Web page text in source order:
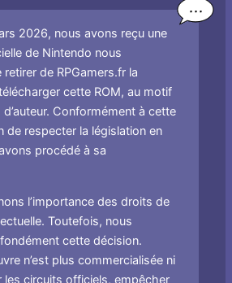
2026, nous avons reçu une
de Nintendo nous
de RPGamers.fr la
cette ROM, au motif
Conformément à cette
de respecter la législation en
procédé à sa
l’importance des droits de
Toutefois, nous
cette décision.
n’est plus commercialisée ni
les circuits officiels, empêcher